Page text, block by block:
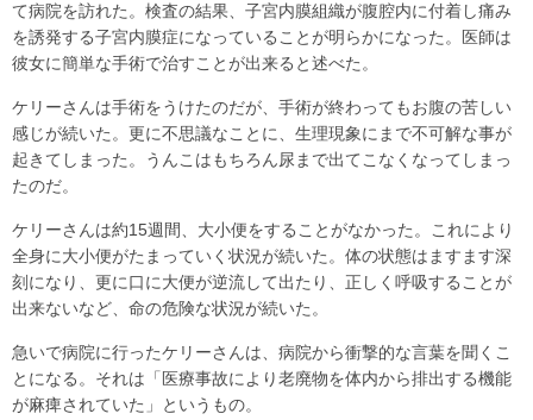
て病院を訪れた。検査の結果、子宮内膜組織が腹腔内に付着し痛み
を誘発する子宮内膜症になっていることが明らかになった。医師は
彼女に簡単な手術で治すことが出来ると述べた。
ケリーさんは手術をうけたのだが、手術が終わってもお腹の苦しい
感じが続いた。更に不思議なことに、生理現象にまで不可解な事が
起きてしまった。うんこはもちろん尿まで出てこなくなってしまっ
たのだ。
ケリーさんは約15週間、大小便をすることがなかった。これにより
全身に大小便がたまっていく状況が続いた。体の状態はますます深
刻になり、更に口に大便が逆流して出たり、正しく呼吸することが
出来ないなど、命の危険な状況が続いた。
急いで病院に行ったケリーさんは、病院から衝撃的な言葉を聞くこ
とになる。それは「医療事故により老廃物を体内から排出する機能
が麻痺されていた」というもの。